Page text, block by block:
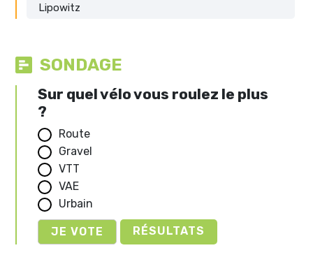
Lipowitz
SONDAGE
Sur quel vélo vous roulez le plus
?
Route
Gravel
VTT
VAE
Urbain
RÉSULTATS